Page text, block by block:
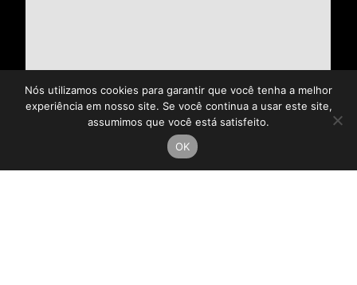
Nós utilizamos cookies para garantir que você tenha a melhor
experiência em nosso site. Se você continua a usar este site,
assumimos que você está satisfeito.
OK